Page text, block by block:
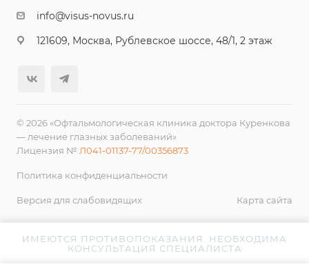
info@visus-novus.ru
121609, Москва, Рублевское шоссе, 48/1, 2 этаж
© 2026 «Офтальмологическая клиника доктора Куренкова
— лечение глазных заболеваний»
Лицензия № Л041-01137-77/00356873
Политика конфиденциальности
Версия для слабовидящих Карта сайта
ИМЕЮТСЯ ПРОТИВОПОКАЗАНИЯ. НЕОБХОДИМА
КОНСУЛЬТАЦИЯ СПЕЦИАЛИСТА